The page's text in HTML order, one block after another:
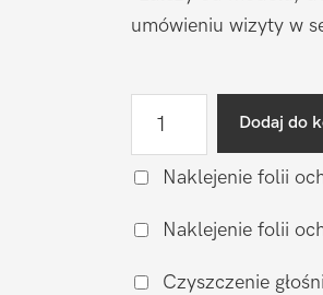
umówieniu wizyty w
głośnika
Samsung
Dodaj do
Naklejenie folii
Naklejenie folii
Czyszczenie